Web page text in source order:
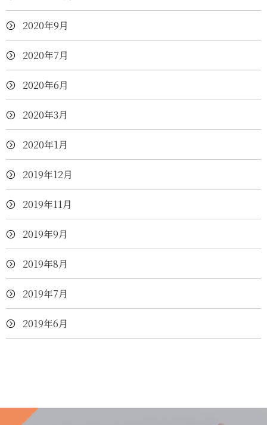
2020年9月
2020年7月
2020年6月
2020年3月
2020年1月
2019年12月
2019年11月
2019年9月
2019年8月
2019年7月
2019年6月